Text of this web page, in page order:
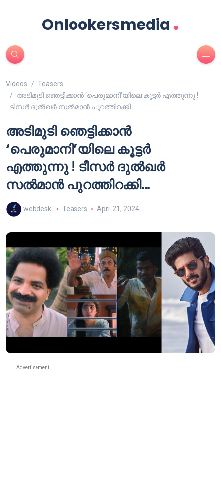
Onlookersmedia .
Videos
Teasers
അടിമുടി ഞെട്ടിക്കാൻ ‘പെരുമാനി’യിലെ കൂട്ടർ എത്തുന്നു !
ടീസർ ദുൽഖർ സൽമാൻ പുറത്തിറക്കി…
അടിമുടി ഞെട്ടിക്കാൻ
‘പെരുമാനി’യിലെ കൂട്ടർ
എത്തുന്നു ! ടീസർ ദുൽഖർ
സൽമാൻ പുറത്തിറക്കി…
webdesk Teasers April 21, 2024
Advertisement